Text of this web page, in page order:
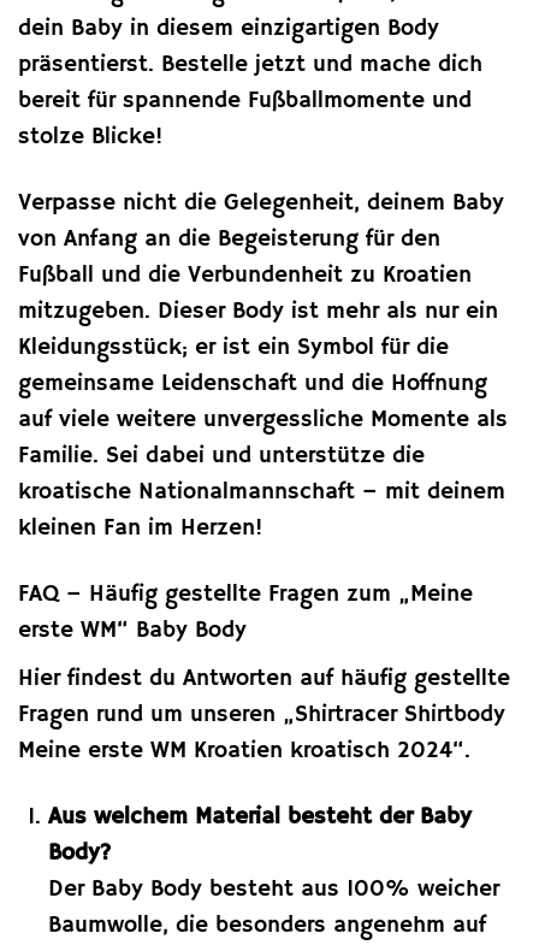
dein Baby in diesem einzigartigen Body
präsentierst. Bestelle jetzt und mache dich
bereit für spannende Fußballmomente und
stolze Blicke!
Verpasse nicht die Gelegenheit, deinem Baby
von Anfang an die Begeisterung für den
Fußball und die Verbundenheit zu Kroatien
mitzugeben. Dieser Body ist mehr als nur ein
Kleidungsstück; er ist ein Symbol für die
gemeinsame Leidenschaft und die Hoffnung
auf viele weitere unvergessliche Momente als
Familie. Sei dabei und unterstütze die
kroatische Nationalmannschaft – mit deinem
kleinen Fan im Herzen!
FAQ – Häufig gestellte Fragen zum „Meine
erste WM“ Baby Body
Hier findest du Antworten auf häufig gestellte
Fragen rund um unseren „Shirtracer Shirtbody
Meine erste WM Kroatien kroatisch 2024“.
Aus welchem Material besteht der Baby
Body?
Der Baby Body besteht aus 100% weicher
Baumwolle, die besonders angenehm auf